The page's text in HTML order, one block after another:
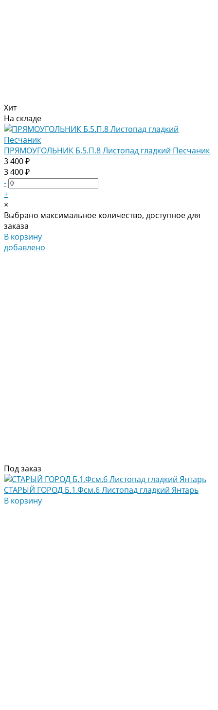
Хит
На складе
ПРЯМОУГОЛЬНИК Б.5.П.8 Листопад гладкий Песчаник
3 400 ₽
3 400 ₽
-
+
×
Выбрано максимальное количество, доступное для
заказа
В корзину
добавлено
Под заказ
СТАРЫЙ ГОРОД Б.1.Фсм.6 Листопад гладкий Янтарь
В корзину